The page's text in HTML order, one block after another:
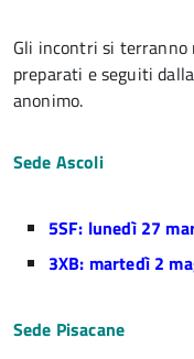
Gli incontri si terranno
preparati e seguiti
anonimo.
Sede Ascoli
5SF: lunedì 27
3XB: martedì 2
Sede Pisacane